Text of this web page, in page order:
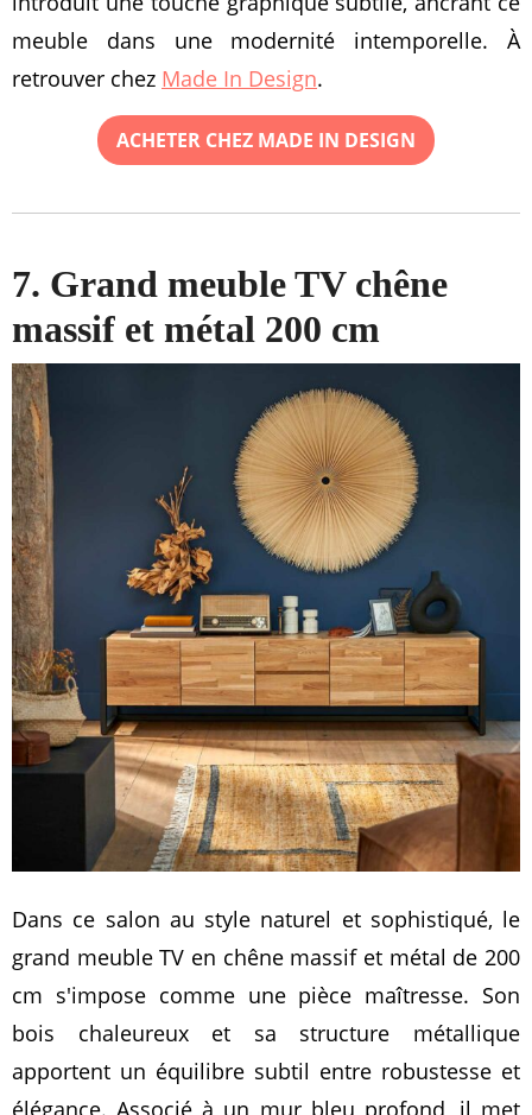
meuble dans une modernité intemporelle. À
retrouver chez Made In Design.
ACHETER CHEZ MADE IN DESIGN
7. Grand meuble TV chêne
massif et métal 200 cm
Dans ce salon au style naturel et sophistiqué, le
grand meuble TV en chêne massif et métal de 200
cm s'impose comme une pièce maîtresse. Son
bois chaleureux et sa structure métallique
apportent un équilibre subtil entre robustesse et
élégance. Associé à un mur bleu profond, il met